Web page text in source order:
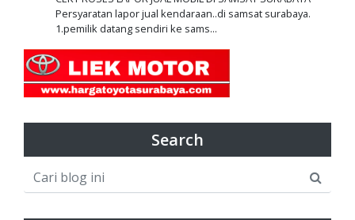
Persyaratan lapor jual kendaraan..di samsat surabaya.
1.pemilik datang sendiri ke sams...
Search